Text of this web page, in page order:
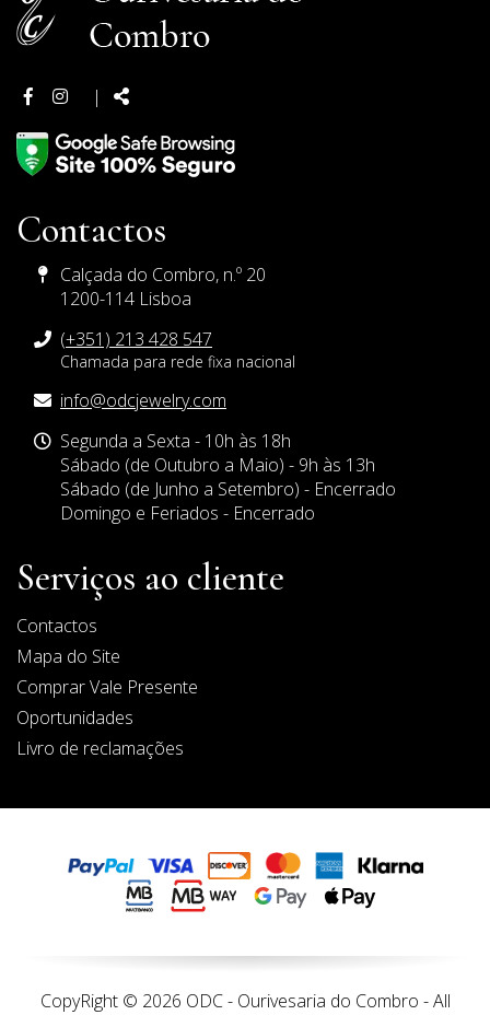
FacebookInstagram
| Partilhar:
Contactos
Calçada do Combro, n.º 20
1200-114 Lisboa
(+351) 213 428 547
Chamada para rede fixa nacional
E-
info@odcjewelry.com
Horário
de
Funcionamento
Segunda a Sexta - 10h às 18h
Sábado (de Outubro a Maio) - 9h às 13h
Sábado (de Junho a Setembro) - Encerrado
Domingo e Feriados - Encerrado
Serviços ao cliente
Contactos
Mapa do Site
Comprar Vale Presente
Oportunidades
Livro de reclamações
CopyRight © 2026 ODC - Ourivesaria do Combro - All